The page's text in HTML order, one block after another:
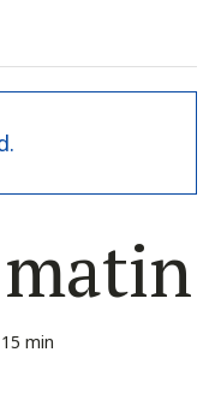
min